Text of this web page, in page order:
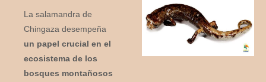
La salamandra de
Chingaza desempeña
un papel crucial en el
ecosistema de los
bosques montañosos